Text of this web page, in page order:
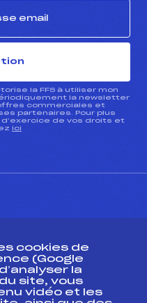
la FFS à utiliser mon
la newsletter
commerciales et
partenaires. Pour plus
de vos droits et
ici
cookies de
(Google
la
site, vous
vidéo et les